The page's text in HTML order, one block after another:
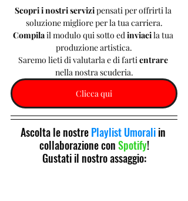
Scopri i nostri servizi pensati per offrirti la
soluzione migliore per la tua carriera.
Compila il modulo qui sotto ed inviaci la tua
produzione artistica.
Saremo lieti di valutarla e di farti entrare
nella nostra scuderia.
Clicca qui
Ascolta le nostre Playlist Umorali in
collaborazione con Spotify!
Gustati il nostro assaggio: